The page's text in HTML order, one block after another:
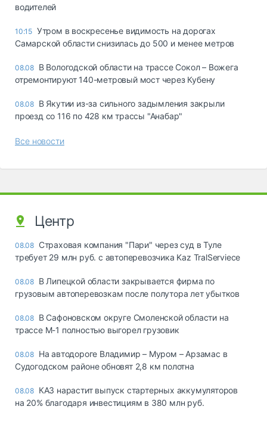
водителей
10:15 Утром в воскресенье видимость на дорогах
Самарской области снизилась до 500 и менее метров
08.08 В Вологодской области на трассе Сокол – Вожега
отремонтируют 140-метровый мост через Кубену
08.08 В Якутии из-за сильного задымления закрыли
проезд со 116 по 428 км трассы "Анабар"
Все новости
Центр
08.08 Страховая компания "Пари" через суд в Туле
требует 29 млн руб. с автоперевозчика Kaz TralServiece
08.08 В Липецкой области закрывается фирма по
грузовым автоперевозкам после полутора лет убытков
08.08 В Сафоновском округе Смоленской области на
трассе М-1 полностью выгорел грузовик
08.08 На автодороге Владимир – Муром – Арзамас в
Судогодском районе обновят 2,8 км полотна
08.08 КАЗ нарастит выпуск стартерных аккумуляторов
на 20% благодаря инвестициям в 380 млн руб.